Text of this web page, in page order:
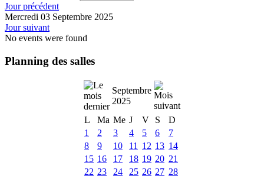
Jour précédent
Mercredi 03 Septembre 2025
Jour suivant
No events were found
Planning des salles
Septembre
2025
L
Ma Me J V S
D
1
2 3 4 5 6
7
8
9 10 11 12 13 14
15 16 17 18 19 20 21
22 23 24 25 26 27 28